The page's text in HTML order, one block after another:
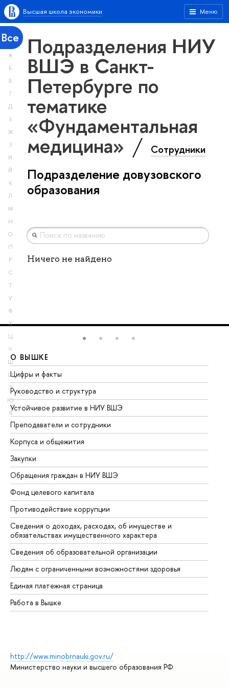
Меню
Высшая школа экономики
Все
А
Б
В
Г
Д
Е
Ж
З
И
Й
К
Л
М
Н
О
П
Р
С
Т
У
Ф
Х
Ц
Ч
Ш
Щ
Э
Ю
Я
Подразделения НИУ
ВШЭ в Санкт-
Петербурге по
тематике
«Фундаментальная
медицина» Сотрудники
Подразделение довузовского
образования
Ничего не найдено
О ВЫШКЕ
Цифры и факты
Руководство и структура
Устойчивое развитие в НИУ ВШЭ
Преподаватели и сотрудники
Корпуса и общежития
Закупки
Обращения граждан в НИУ ВШЭ
Фонд целевого капитала
Противодействие коррупции
Сведения о доходах, расходах, об имуществе и
обязательствах имущественного характера
Сведения об образовательной организации
Людям с ограниченными возможностями здоровья
Единая платежная страница
Работа в Вышке
http://www.minobrnauki.gov.ru/
Министерство науки и высшего образования РФ